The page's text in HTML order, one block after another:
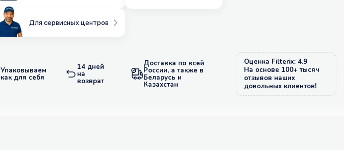
Для сервисных центров
Упаковываем
как для себя
14 дней
на
возврат
Доставка по всей
России, а также в
Беларусь и
Казахстан
Оценка Filterix: 4.9
На основе 100+ тысяч
отзывов наших
довольных клиентов!